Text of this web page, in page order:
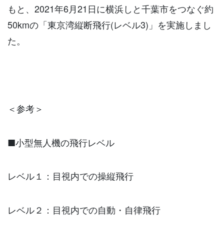
もと、2021年6月21日に横浜しと千葉市をつなぐ約
50kmの「東京湾縦断飛行(レベル3)」を実施しまし
た。
＜参考＞
■小型無人機の飛行レベル
レベル１：目視内での操縦飛行
レベル２：目視内での自動・自律飛行